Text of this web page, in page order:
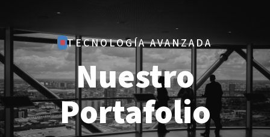
TECNOLOGÍA AVANZADA
Nuestro
Portafolio